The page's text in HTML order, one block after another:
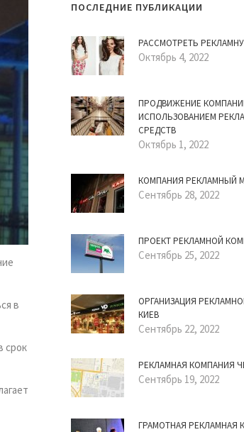
в
срок
ПОСЛЕДНИЕ ПУБЛИКАЦИИ
РАССМОТРЕТЬ
Октябрь 4, 2022
ПРОДВИЖЕНИЕ
ИСПОЛЬЗОВАНИЕМ
СРЕДСТВ
Октябрь 1, 2022
КОМПАНИЯ РЕКЛАМНЫЙ
Сентябрь 28, 2022
ПРОЕКТ РЕКЛАМНОЙ
Сентябрь 25, 2022
ОРГАНИЗАЦИЯ
КИЕВ
Сентябрь 22, 2022
РЕКЛАМНАЯ КОМПАНИЯ
Сентябрь 19, 2022
ГРАМОТНАЯ РЕКЛАМНАЯ